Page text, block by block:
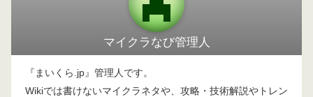
マイクラなび管理人
『まいくら.jp』管理人です。
Wikiでは書けないマイクラネタや、攻略・技術解説やトレン